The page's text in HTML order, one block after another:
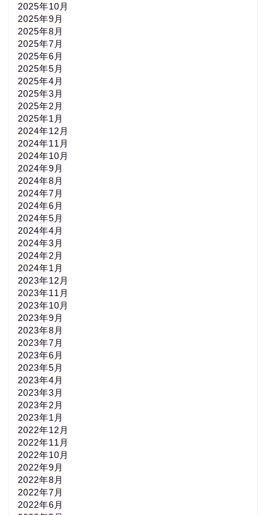
2025年10月
2025年9月
2025年8月
2025年7月
2025年6月
2025年5月
2025年4月
2025年3月
2025年2月
2025年1月
2024年12月
2024年11月
2024年10月
2024年9月
2024年8月
2024年7月
2024年6月
2024年5月
2024年4月
2024年3月
2024年2月
2024年1月
2023年12月
2023年11月
2023年10月
2023年9月
2023年8月
2023年7月
2023年6月
2023年5月
2023年4月
2023年3月
2023年2月
2023年1月
2022年12月
2022年11月
2022年10月
2022年9月
2022年8月
2022年7月
2022年6月